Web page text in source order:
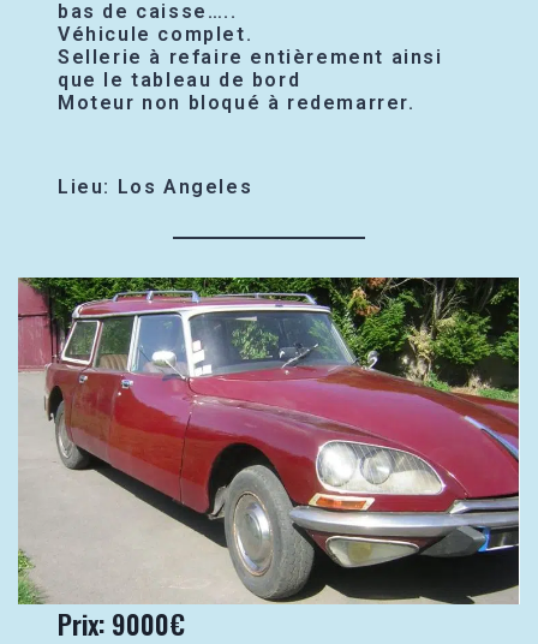
bas de caisse…..
Véhicule complet.
Sellerie à refaire entièrement ainsi
que le tableau de bord
Moteur non bloqué à redemarrer.
Lieu: Los Angeles
Prix: 9000€